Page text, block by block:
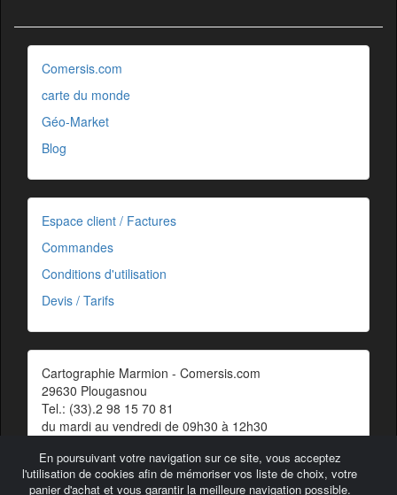
En poursuivant votre navigation sur ce site, vous acceptez
l'utilisation de cookies afin de mémoriser vos liste de choix, votre
panier d'achat et vous garantir la meilleure navigation possible.
Comersis.com
carte du monde
Géo-Market
Blog
Espace client / Factures
Commandes
Conditions d'utilisation
Devis / Tarifs
Cartographie Marmion - Comersis.com
29630 Plougasnou
Tel.: (33).2 98 15 70 81
du mardi au vendredi de 09h30 à 12h30
Contact